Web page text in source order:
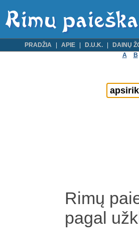
PRADŽIA APIE D.U.K. DAINŲ
A
B
Rimų
pagal